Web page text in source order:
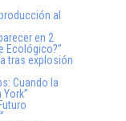
al
en 2
Ecológico?”
tras explosión
Cuando la